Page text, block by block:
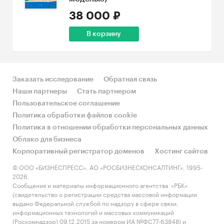
38 000 ₽
В корзину
Заказать исследование
Обратная связь
Наши партнеры
Стать партнером
Пользовательское соглашение
Политика обработки файлов cookie
Политика в отношении обработки персональных данных
Облако для бизнеса
Корпоративный регистратор доменов
Хостинг сайтов
© ООО «БИЗНЕСПРЕСС», АО «РОСБИЗНЕСКОНСАЛТИНГ», 1995-
2026.
Сообщения и материалы информационного агентства «РБК»
(свидетельство о регистрации средства массовой информации
выдано Федеральной службой по надзору в сфере связи,
информационных технологий и массовых коммуникаций
(Роскомнадзор) 09.12.2015 за номером ИА №ФС77-63848) и